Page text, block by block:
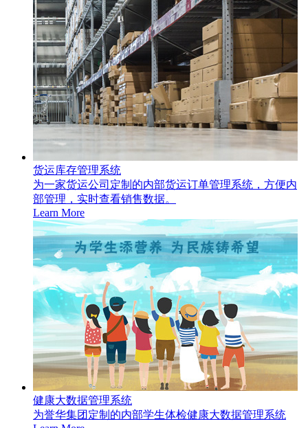
货运库存管理系统
为一家货运公司定制的内部货运订单管理系统，方便内
部管理，实时查看销售数据。
Learn More
健康大数据管理系统
为誉华集团定制的内部学生体检健康大数据管理系统